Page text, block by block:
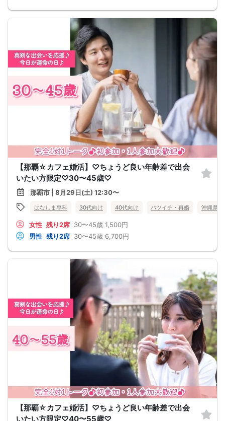
【那覇☆カフェ婚活】♡ちょうど良い年齢差で出会
いたい方限定♡30〜45歳♡
那覇市 | 8月29日(土) 12:30〜
はなしま専科 30代向け 40代向け バツイチ・再婚 沖縄県
女性 残り2席 30〜45歳 1,500円
男性 残り2席 30〜45歳 6,700円
【那覇☆カフェ婚活】♡ちょうど良い年齢差で出会
いたい方限定♡40〜55歳♡